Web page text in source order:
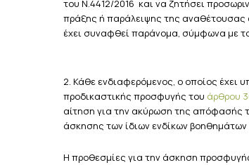
του Ν.4412/2016 και να ζητήσει
πράξης ή παράλειψης της
έχει συναφθεί παράνομα, σύμφωνα με
2. Κάθε ενδιαφερόμενος, ο οποίος έχει
προδικαστικής προσφυγής του άρθρου
αίτηση για την ακύρωση της απόφασής
άσκησης των ίδιων ενδίκων
Η προθεσμίες για την άσκηση